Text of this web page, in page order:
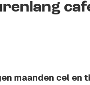
maanden cel en